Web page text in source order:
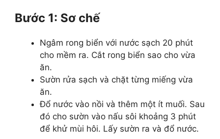
Bước 1: Sơ chế
Ngâm rong biển với nước sạch 20 phút
cho mềm ra. Cắt rong biển sao cho vừa
ăn.
Sườn rửa sạch và chặt từng miếng vừa
ăn.
Đổ nước vào nồi và thêm một ít muối. Sau
đó cho sườn vào nấu sôi khoảng 3 phút
để khử mùi hôi. Lấy sườn ra và đổ nước.